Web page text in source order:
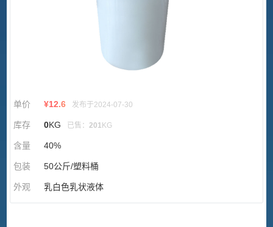
单价 ¥12.6 发布于2024-07-30
库存 0KG 已售： 201 KG
含量 40%
包装 50公斤/塑料桶
外观 乳白色乳状液体